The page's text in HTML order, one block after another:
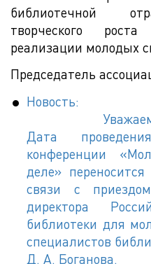
библиотечной
творческого
реализации молодых
Председатель
Новость:
Дата
конференции
деле»
связи с
директора
библиотеки для
специалистов
Д. А. Боганова.